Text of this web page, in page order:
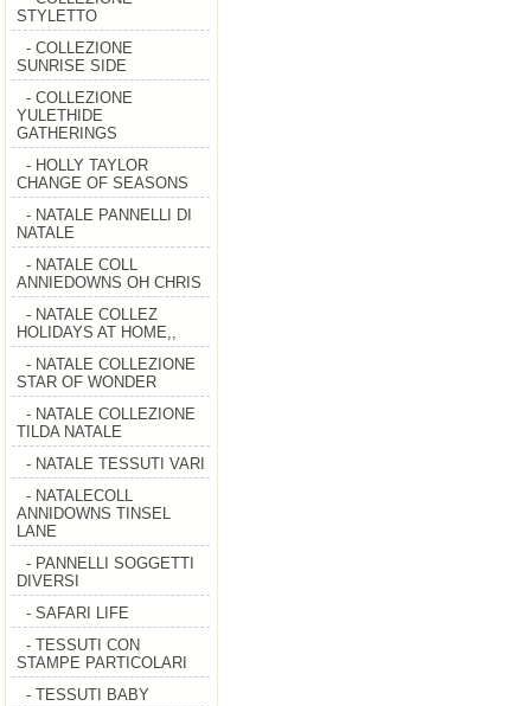
STYLETTO
- COLLEZIONE
SUNRISE SIDE
- COLLEZIONE
YULETHIDE
GATHERINGS
- HOLLY TAYLOR
CHANGE OF SEASONS
- NATALE PANNELLI DI
NATALE
- NATALE COLL
ANNIEDOWNS OH CHRIS
- NATALE COLLEZ
HOLIDAYS AT HOME,,
- NATALE COLLEZIONE
STAR OF WONDER
- NATALE COLLEZIONE
TILDA NATALE
- NATALE TESSUTI VARI
- NATALECOLL
ANNIDOWNS TINSEL
LANE
- PANNELLI SOGGETTI
DIVERSI
- SAFARI LIFE
- TESSUTI CON
STAMPE PARTICOLARI
- TESSUTI BABY